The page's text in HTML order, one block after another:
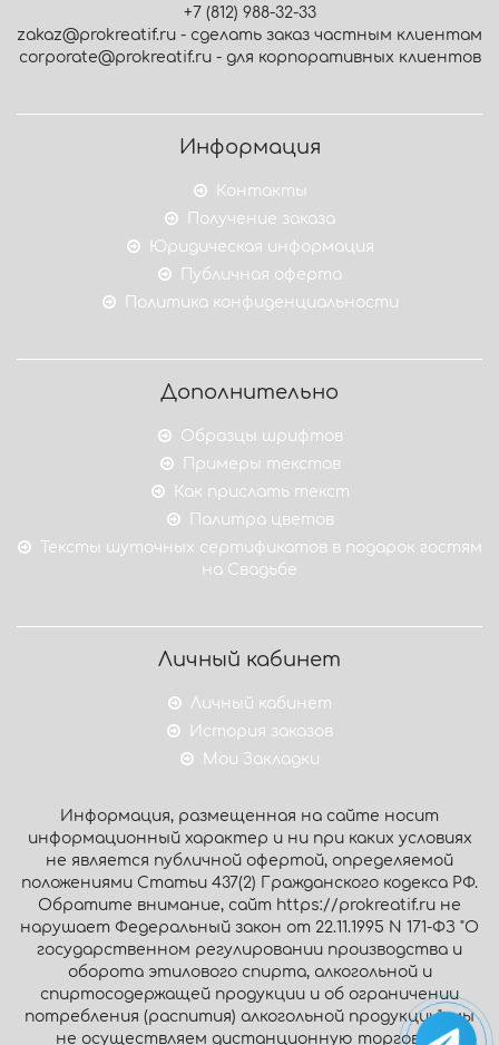
+7 (812) 988-32-33
zakaz@prokreatif.ru - сделать заказ частным клиентам
corporate@prokreatif.ru - для корпоративных клиентов
Информация
Контакты
Получение заказа
Юридическая информация
Публичная оферта
Политика конфиденциальности
Дополнительно
Образцы шрифтов
Примеры текстов
Как прислать текст
Палитра цветов
Тексты шуточных сертификатов в подарок гостям
на Свадьбе
Личный кабинет
Личный кабинет
История заказов
Мои Закладки
Информация, размещенная на сайте носит
информационный характер и ни при каких условиях
не является публичной офертой, определяемой
положениями Статьи 437(2) Гражданского кодекса РФ.
Обратите внимание, сайт https://prokreatif.ru не
нарушает Федеральный закон от 22.11.1995 N 171-ФЗ "О
государственном регулировании производства и
оборота этилового спирта, алкогольной и
спиртосодержащей продукции и об ограничении
потребления (распития) алкогольной продукции": мы
не осуществляем дистанционную торговлю